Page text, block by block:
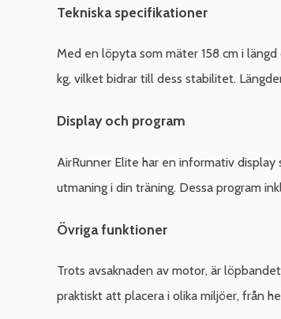
Tekniska specifikationer
Med en löpyta som mäter 158 cm i
kg, vilket bidrar till dess stabilitet.
Display och program
AirRunner Elite har en informativ
utmaning i din träning. Dessa program
Övriga funktioner
Trots avsaknaden av motor, är
praktiskt att placera i olika miljöer, från